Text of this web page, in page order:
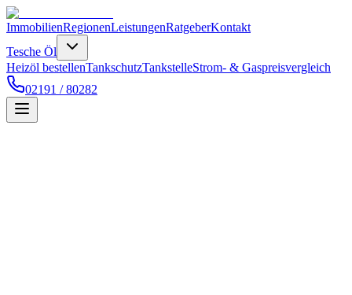
ImmobilienRegionenLeistungenRatgeberKontakt
Tesche Öl
Heizöl bestellenTankschutzTankstelleStrom- & Gaspreisvergleich
02191 / 80282